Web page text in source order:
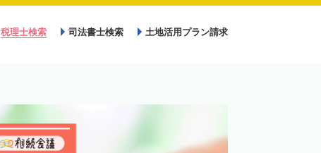
税理士検索 司法書士検索 土地活用プラン請求